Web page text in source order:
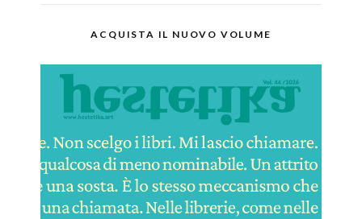
ACQUISTA IL NUOVO VOLUME